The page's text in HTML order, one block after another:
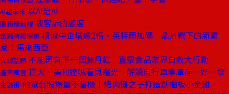
AI超未來 以AI治AI
服務最前線 被客訴的態度
金融時報精選 檳城中企增逾2倍、英特爾加碼 晶片戰下的新贏
家：馬來西亞
火線話題 不能再有下一個蘇丹紅 直擊食品業界自救大行動
產業風雲 巨大、美利達喊看見曙光 解讀自行車業庫存一好一壞
金融街 他讓台股爆量不當機！烤肉攤之子打造創櫃板小金雞